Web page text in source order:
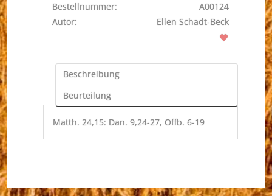
Bestellnummer:
A00124
Autor:
Ellen Schadt-Beck
Beschreibung
Beurteilung
Matth. 24,15: Dan. 9,24-27, Offb. 6-19